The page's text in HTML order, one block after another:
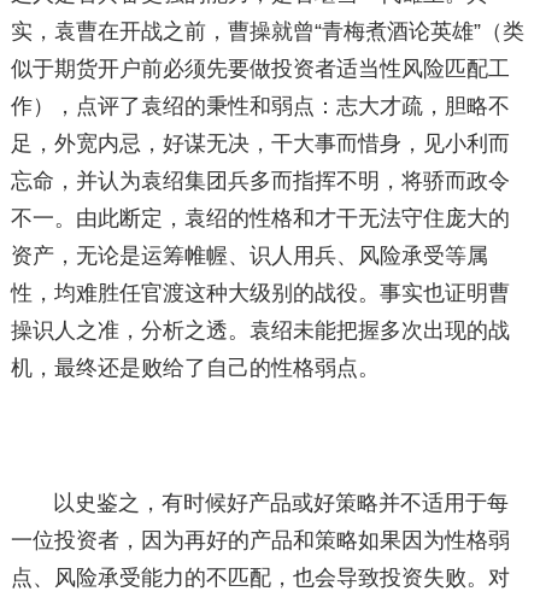
实，袁曹在开战之前，曹操就曾“青梅煮酒论英雄”（类
似于期货开户前必须先要做投资者适当性风险匹配工
作），点评了袁绍的秉性和弱点：志大才疏，胆略不
足，外宽内忌，好谋无决，干大事而惜身，见小利而
忘命，并认为袁绍集团兵多而指挥不明，将骄而政令
不一。由此断定，袁绍的性格和才干无法守住庞大的
资产，无论是运筹帷幄、识人用兵、风险承受等属
性，均难胜任官渡这种大级别的战役。事实也证明曹
操识人之准，分析之透。袁绍未能把握多次出现的战
机，最终还是败给了自己的性格弱点。
以史鉴之，有时候好产品或好策略并不适用于每
一位投资者，因为再好的产品和策略如果因为性格弱
点、风险承受能力的不匹配，也会导致投资失败。对